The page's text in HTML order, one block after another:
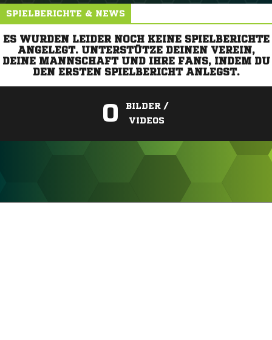
SPIELBERICHTE & NEWS
ES WURDEN LEIDER NOCH KEINE SPIELBERICHTE
ANGELEGT. UNTERSTÜTZE DEINEN VEREIN,
DEINE MANNSCHAFT UND IHRE FANS, INDEM DU
DEN ERSTEN SPIELBERICHT ANLEGST.
0
BILDER /
VIDEOS